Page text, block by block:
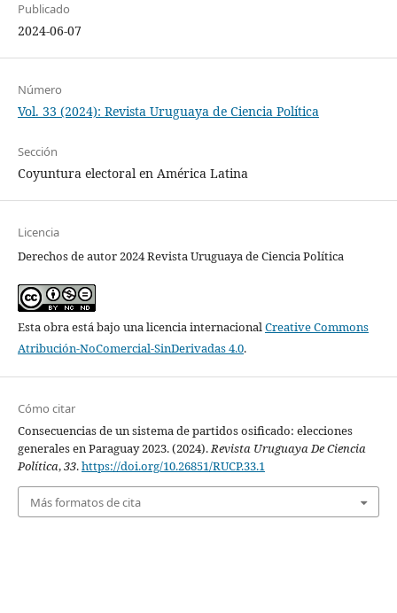
Publicado
2024-06-07
Número
Vol. 33 (2024): Revista Uruguaya de Ciencia Política
Sección
Coyuntura electoral en América Latina
Licencia
Derechos de autor 2024 Revista Uruguaya de Ciencia Política
Esta obra está bajo una licencia internacionalCreative Commons
Atribución-NoComercial-SinDerivadas 4.0.
Cómo citar
Consecuencias de un sistema de partidos osificado: elecciones
generales en Paraguay 2023. (2024).Revista Uruguaya De Ciencia
Política,33.https://doi.org/10.26851/RUCP.33.1
Más formatos de cita